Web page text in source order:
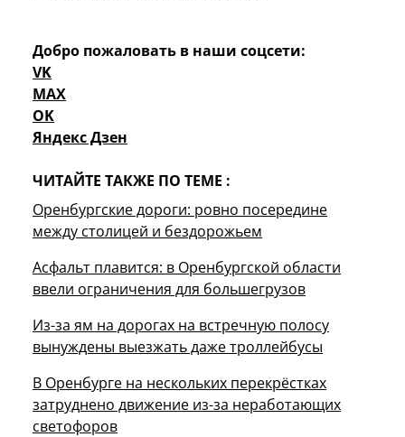
Добро пожаловать в наши соцсети:
VK
MAX
OK
Яндекс Дзен
ЧИТАЙТЕ ТАКЖЕ ПО ТЕМЕ :
Оренбургские дороги: ровно посередине
между столицей и бездорожьем
Асфальт плавится: в Оренбургской области
ввели ограничения для большегрузов
Из-за ям на дорогах на встречную полосу
вынуждены выезжать даже троллейбусы
В Оренбурге на нескольких перекрёстках
затруднено движение из-за неработающих
светофоров